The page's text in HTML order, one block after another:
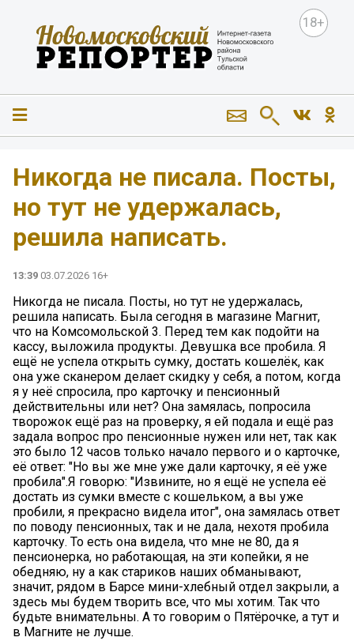
18+
Никогда не писала. Посты,
но тут не удержалась,
решила написать.
13:39 03.07.2026 16+
Никогда не писала. Посты, но тут не удержалась,
решила написать. Была сегодня в магазине Магнит,
что на Комсомольской 3. Перед тем как подойти на
кассу, выложила продукты. Девушка все пробила. Я
ещё не успела открыть сумку, достать кошелёк, как
она уже сканером делает скидку у себя, а потом, когда
я у неё спросила, про карточку и пенсионный
действительны или нет? Она замялась, попросила
творожок ещё раз на проверку, я ей подала и ещё раз
задала вопрос про пенсионные нужен или нет, так как
это было 12 часов только начало первого и о карточке,
её ответ: "Но вы же мне уже дали карточку, я её уже
пробила".Я говорю: "Извините, но я ещё не успела её
достать из сумки вместе с кошельком, а вы уже
пробили, я прекрасно видела итог", она замялась ответ
по поводу пенсионных, так и не дала, нехотя пробила
карточку. То есть она видела, что мне не 80, да я
пенсионерка, но работающая, на эти копейки, я не
обедняю, ну а как стариков наших обманывают,
значит, рядом в Барсе мини-хлебный отдел закрыли, а
здесь мы будем творить все, что мы хотим. Так что
будьте внимательны. А то говорим о Пятёрочке, а тут и
в Магните не лучше.